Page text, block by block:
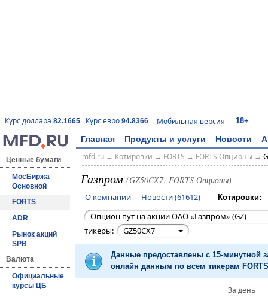
Курс доллара 82.1665 Курс евро 94.8366 Мобильная версия 18+
Главная Продукты и услуги Новости
Ценные бумаги
МосБиржа
Основной
FORTS
ADR
Рынок акций
SPB
Валюта
Официальные
курсы ЦБ
mfd.ru→ Котировки → FORTS → FORTS Опционы→
Газпром (GZ50CX7: FORTS Опционы)
О компании Новости (61612) Котировки:
Опцион пут на акции ОАО «Газпром» (GZ)
тикеры:
GZ50CX7
Данные предоставлены с 15-минутной
онлайн данным по всем тикерам
За день